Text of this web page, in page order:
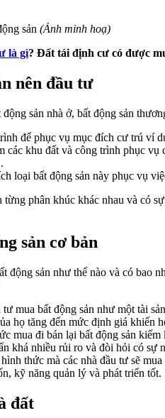
sản (Ảnh minh hoạ)
là gì? Đất tái định cư có được
nên đầu tư
sản nhà ở, bất động sản
để phục vụ mục đích cư trú ví
các khu đất và công trình phục
loại bất động sản này phục vụ
phân khúc khác nhau và có
sản cơ bản
động sản như thế nào và có bao
tư mua bất động sản như một tài
họ tăng đến mức định giá
mua đi bán lại bất động sản
khá nhiều rủi ro và đòi hỏi có sự
thức mà các nhà đầu tư sẽ
kỹ năng quản lý và phát triển tốt.
đất